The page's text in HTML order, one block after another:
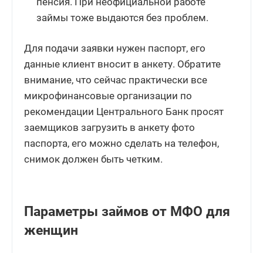
займы тоже выдаются без проблем.
Для подачи заявки нужен паспорт, его
данные клиент вносит в анкету. Обратите
внимание, что сейчас практически все
микрофинансовые организации по
рекомендации Центрального Банк просят
заемщиков загрузить в анкету фото
паспорта, его можно сделать на телефон,
снимок должен быть четким.
Параметры займов от МФО для
женщин